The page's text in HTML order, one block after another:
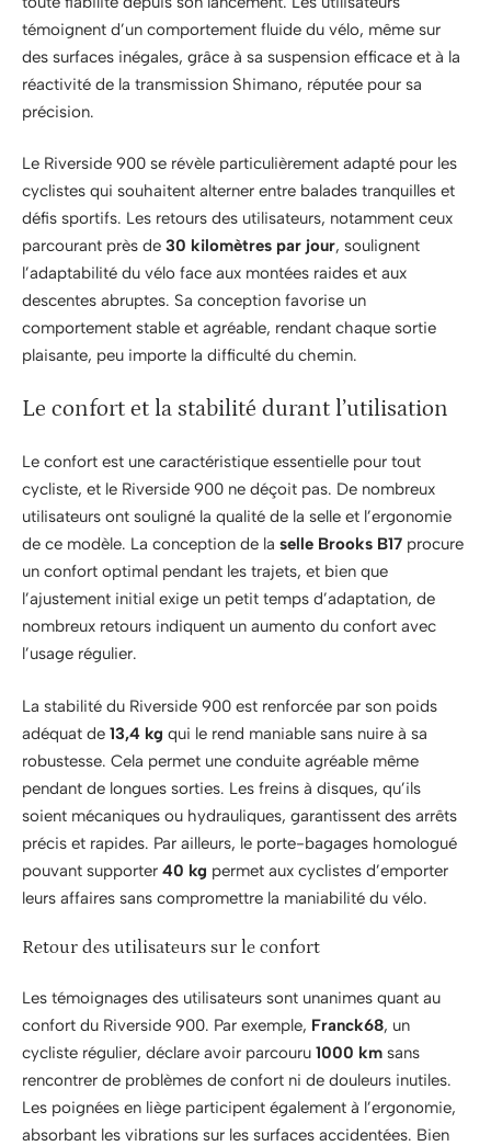
témoignent d’un comportement fluide du vélo, même sur
des surfaces inégales, grâce à sa suspension efficace et à la
réactivité de la transmission Shimano, réputée pour sa
précision.
Le Riverside 900 se révèle particulièrement adapté pour les
cyclistes qui souhaitent alterner entre balades tranquilles et
défis sportifs. Les retours des utilisateurs, notamment ceux
parcourant près de 30 kilomètres par jour, soulignent
l’adaptabilité du vélo face aux montées raides et aux
descentes abruptes. Sa conception favorise un
comportement stable et agréable, rendant chaque sortie
plaisante, peu importe la difficulté du chemin.
Le confort et la stabilité durant l’utilisation
Le confort est une caractéristique essentielle pour tout
cycliste, et le Riverside 900 ne déçoit pas. De nombreux
utilisateurs ont souligné la qualité de la selle et l’ergonomie
de ce modèle. La conception de la selle Brooks B17 procure
un confort optimal pendant les trajets, et bien que
l’ajustement initial exige un petit temps d’adaptation, de
nombreux retours indiquent un aumento du confort avec
l’usage régulier.
La stabilité du Riverside 900 est renforcée par son poids
adéquat de 13,4 kg qui le rend maniable sans nuire à sa
robustesse. Cela permet une conduite agréable même
pendant de longues sorties. Les freins à disques, qu’ils
soient mécaniques ou hydrauliques, garantissent des arrêts
précis et rapides. Par ailleurs, le porte-bagages homologué
pouvant supporter 40 kg permet aux cyclistes d’emporter
leurs affaires sans compromettre la maniabilité du vélo.
Retour des utilisateurs sur le confort
Les témoignages des utilisateurs sont unanimes quant au
confort du Riverside 900. Par exemple, Franck68, un
cycliste régulier, déclare avoir parcouru 1000 km sans
rencontrer de problèmes de confort ni de douleurs inutiles.
Les poignées en liège participent également à l’ergonomie,
absorbant les vibrations sur les surfaces accidentées. Bien